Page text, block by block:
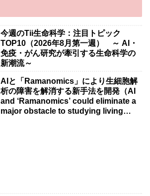
今週のTii生命科学：注目トピック
TOP10（2026年8月第一週） ～ AI・
免疫・がん研究が牽引する生命科学の
新潮流～
AIと「Ramanomics」により生細胞解
析の障害を解消する新手法を開発（AI
and ‘Ramanomics’ could eliminate a
major obstacle to studying living